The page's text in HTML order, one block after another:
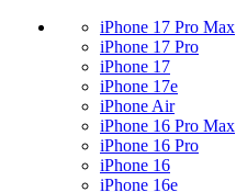
iPhone 17 Pro Max
iPhone 17 Pro
iPhone 17
iPhone 17e
iPhone Air
iPhone 16 Pro Max
iPhone 16 Pro
iPhone 16
iPhone 16e